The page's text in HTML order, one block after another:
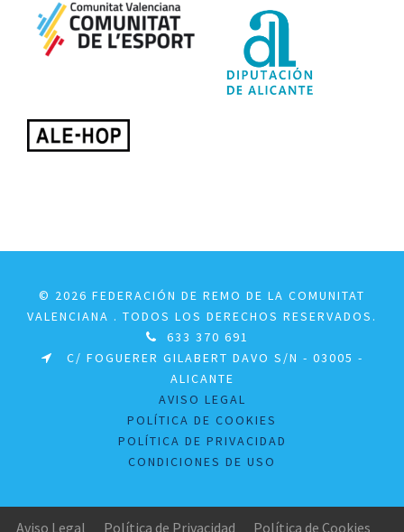
© 2026 FEDERACIÓN DE REMO DE LA COMUNITAT
VALENCIANA . TODOS LOS DERECHOS RESERVADOS.
633 370 691
C/ FOGUERER GILABERT DAVO S/N - 03005 -
ALICANTE
AVISO LEGAL
POLÍTICA DE COOKIES
POLÍTICA DE PRIVACIDAD
CONDICIONES DE USO
Aviso Legal Política de Privacidad Política de Cookies